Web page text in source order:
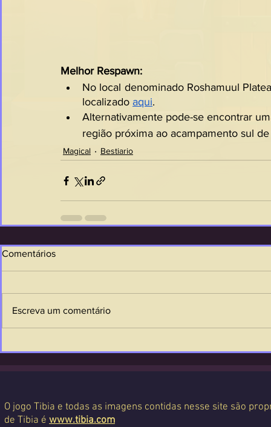
Melhor Respawn:
No local denominado Roshamuul
localizado aqui.
Alternativamente pode-se encontrar
região próxima ao acampamento sul
Magical Bestiario
Comentários
Escreva um comentário
O jogo Tibia e todas as imagens contidas nesse site são
de Tibia é www.tibia.com